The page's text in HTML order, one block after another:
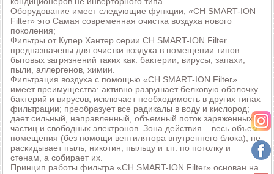
Оборудование имеет следующие функции; «CH SMART-ION
Filter» это Самая современная очистка воздуха нового
поколения;
Фильтры от Купер Хантер серии CH SMART-ION Filter
предназначены для очистки воздуха в помещении типов
бытовых загрязнений таких как: бактерии, вирусы, запахи,
пыли, аллергенов, химии.
Фильтрация воздуха с помощью «CH SMART-ION Filter»
имеет преимущества: активно разрушает белковую оболочку
бактерий и вирусов; исключает необходимость в других типах
фильтрации; преобразует все радикалы в воду и кислород;
дает сильный, направленный, объемный поток заряженных
частиц и свободных электронов. Зона действия – весь объем
помещения (без помощи вентилятора внутреннего блока); не
раскидывает пыль, никотин, пыльцу и т.п. по потолку и
стенам, а собирает их.
Принцип работы фильтра «CH SMART-ION Filter» основан на